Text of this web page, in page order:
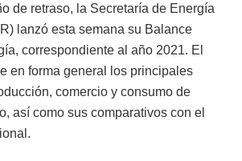
de retraso, la Secretaría de Energía
lanzó esta semana su Balance
correspondiente al año 2021. El
en forma general los principales
comercio y consumo de
así como sus comparativos con el